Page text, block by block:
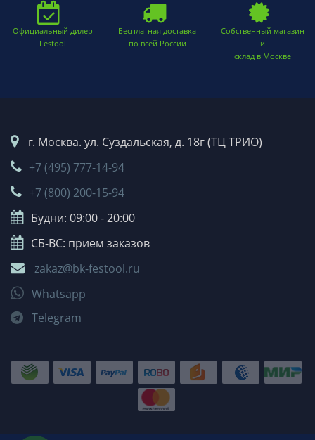
Официальный дилер
Festool
Бесплатная доставка
по всей России
Собственный магазин
и
склад в Москве
г. Москва. ул. Суздальская, д. 18г (ТЦ ТРИО)
+7 (495) 777-14-94
+7 (800) 200-15-94
Будни: 09:00 - 20:00
СБ-ВС: прием заказов
zakaz@bk-festool.ru
Whatsapp
Telegram